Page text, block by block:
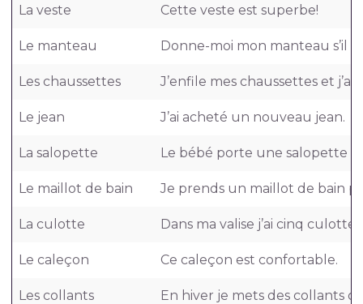
La veste Cette veste est superbe!
Le manteau Donne-moi mon manteau s’il
Les chaussettes J’enfile mes chaussettes et
Le jean J’ai acheté un nouveau jean.
La salopette Le bébé porte une salopette
Le maillot de bain Je prends un maillot de bain
La culotte Dans ma valise j’ai cinq culottes.
Le caleçon Ce caleçon est confortable.
Les collants En hiver je mets des collants